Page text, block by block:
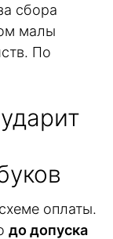
сбора
малы
По
оплаты.
до допуска